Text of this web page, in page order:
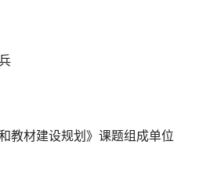
教材建设规划》课题组成单位